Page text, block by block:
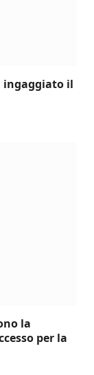
ingaggiato il
la
per la